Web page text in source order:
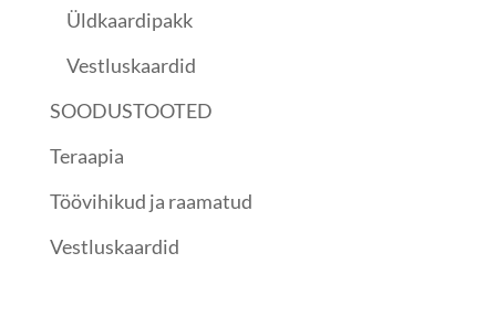
Üldkaardipakk
Vestluskaardid
SOODUSTOOTED
Teraapia
Töövihikud ja raamatud
Vestluskaardid